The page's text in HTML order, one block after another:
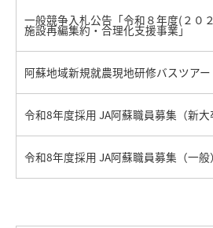
一般競争入札公告「令和８年度(２０
施設再編集約・合理化支援事業」
阿蘇地域新規就農現地研修バスツアー
令和8年度採用 JA阿蘇職員募集（新大
令和8年度採用 JA阿蘇職員募集（一般）